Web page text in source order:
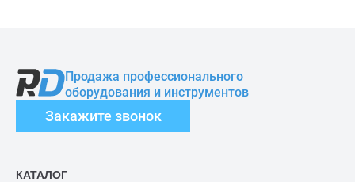
Продажа профессионального
оборудования и инструментов
Закажите звонок
КАТАЛОГ